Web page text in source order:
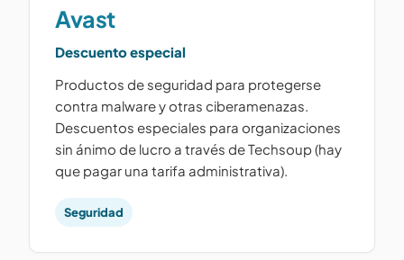
Avast
Descuento especial
Productos de seguridad para protegerse
contra malware y otras ciberamenazas.
Descuentos especiales para organizaciones
sin ánimo de lucro a través de Techsoup (hay
que pagar una tarifa administrativa).
Seguridad